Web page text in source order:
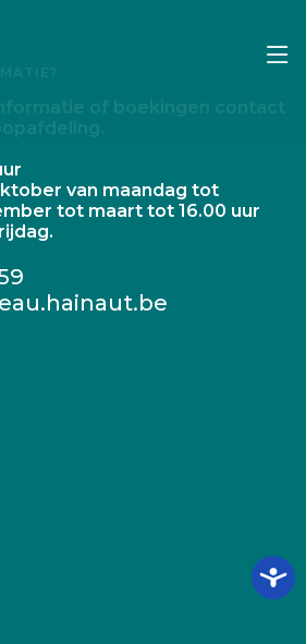
of boekingen contact
van maandag tot
tot maart tot 16.00 uur